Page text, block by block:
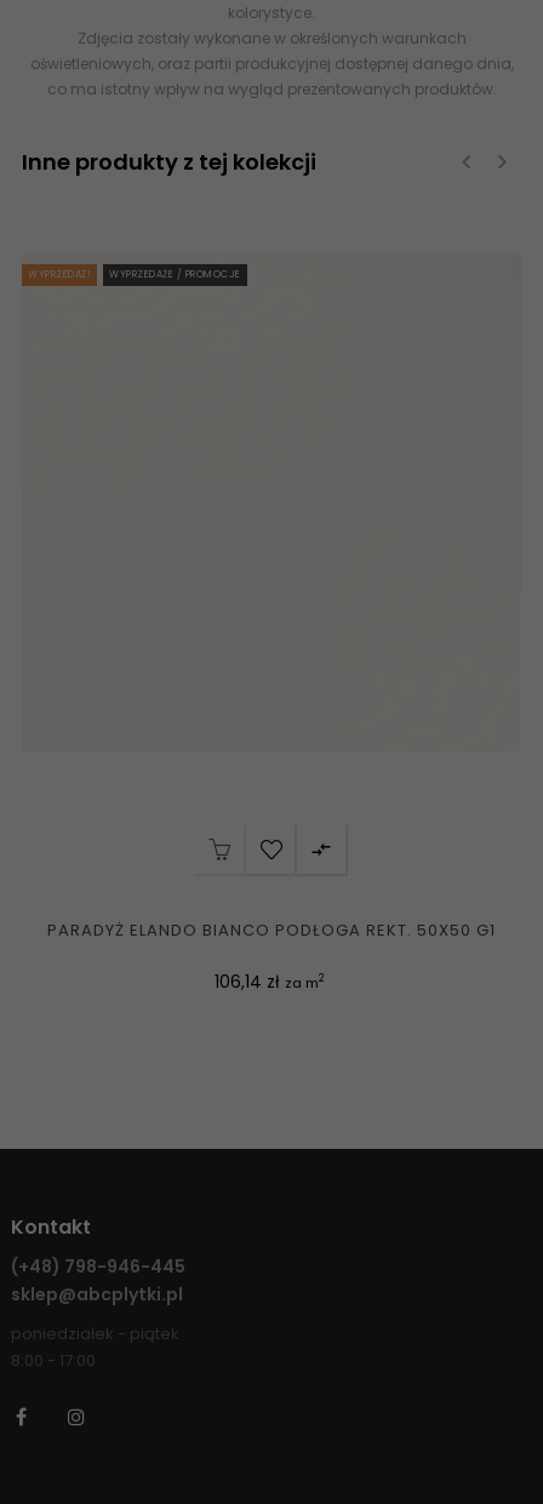
kolorystyce.
Zdjęcia zostały wykonane w określonych warunkach
oświetleniowych, oraz partii produkcyjnej dostępnej danego dnia,
co ma istotny wpływ na wygląd prezentowanych produktów.
Inne produkty z tej kolekcji
WYPRZEDAŻ! WYPRZEDAŻE / PROMOCJE

PARADYŻ ELANDO BIANCO PODŁOGA REKT. 50X50 G1
Cena
106,14 zł za m2
Kontakt
(+48) 798-946-445
sklep@abcplytki.pl
poniedziałek - piątek
8:00 - 17:00
Facebook